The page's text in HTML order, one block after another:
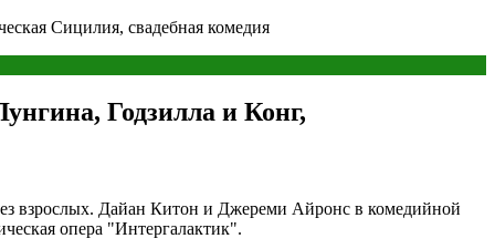
Сицилия, свадебная комедия
Годзилла и Конг,
взрослых. Дайан Китон и Джереми Айронс в комедийной
опера "Интергалактик".